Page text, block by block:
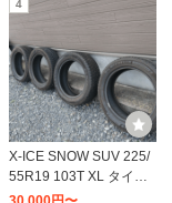
4
X-ICE SNOW SUV 225/
55R19 103T XL タイヤ×
2本セット